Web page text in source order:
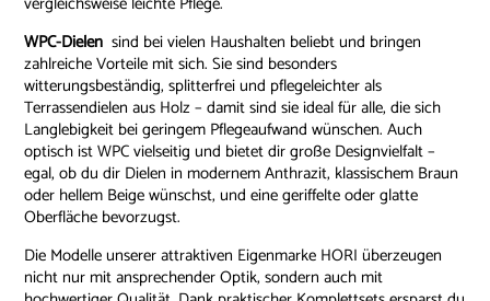
WPC-Dielensind bei vielen Haushalten beliebt und bringen
zahlreiche Vorteile mit sich. Sie sind besonders
witterungsbeständig, splitterfrei und pflegeleichter als
Terrassendielen aus Holz – damit sind sie ideal für alle, die sich
Langlebigkeit bei geringem Pflegeaufwand wünschen. Auch
optisch ist WPC vielseitig und bietet dir große Designvielfalt –
egal, ob du dir Dielen in modernem Anthrazit, klassischem Braun
oder hellem Beige wünschst, und eine geriffelte oder glatte
Oberfläche bevorzugst.
Die Modelle unserer attraktiven Eigenmarke HORI überzeugen
nicht nur mit ansprechender Optik, sondern auch mit